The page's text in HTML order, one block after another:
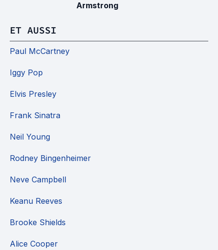
Armstrong
ET AUSSI
Paul McCartney
Iggy Pop
Elvis Presley
Frank Sinatra
Neil Young
Rodney Bingenheimer
Neve Campbell
Keanu Reeves
Brooke Shields
Alice Cooper